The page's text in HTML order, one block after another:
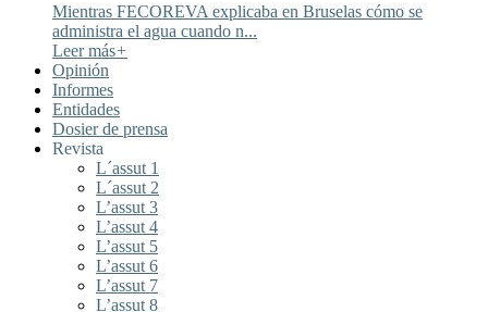
Mientras FECOREVA explicaba en Bruselas cómo se
administra el agua cuando n...
Leer más+
Opinión
Informes
Entidades
Dosier de prensa
Revista
L´assut 1
L´assut 2
L’assut 3
L’assut 4
L’assut 5
L’assut 6
L’assut 7
L’assut 8